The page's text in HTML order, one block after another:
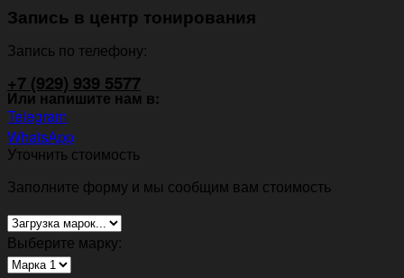
Запись в центр тонирования
Запись по телефону:
+7 (929) 939 5577
Или напишите нам в:
Telegram
WhatsApp
Уточнить стоимость
Заполните форму и мы сообщим вам стоимость
Выберите марку: